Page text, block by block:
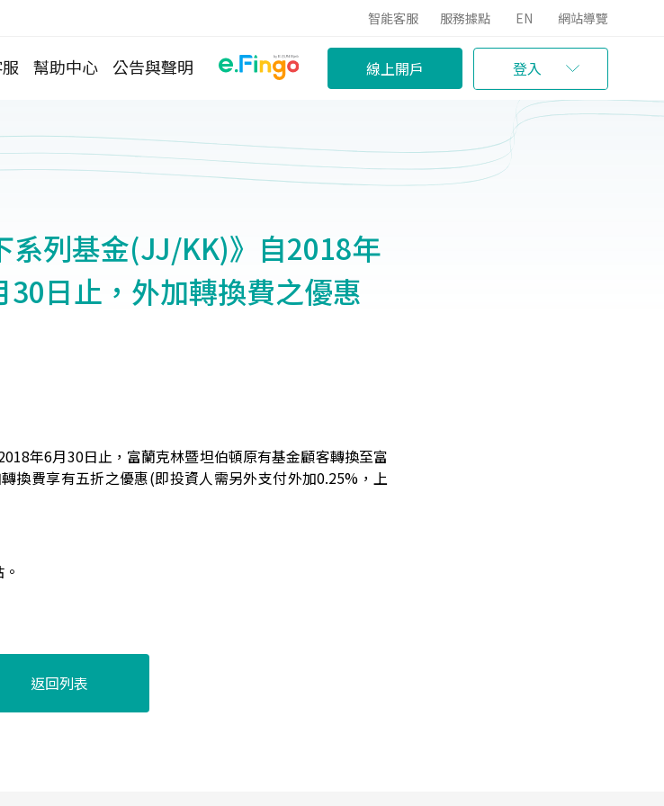
智能客服 服務據點 EN 網站導覽
幫助中心 公告與聲明 線上開戶 登入
系列基金(JJ/KK)》自2018年
日止，外加轉換費之優惠
年6月30日止，富蘭克林暨坦伯頓原有基金顧客轉換至富
換費享有五折之優惠(即投資人需另外支付外加0.25%，上
返回列表